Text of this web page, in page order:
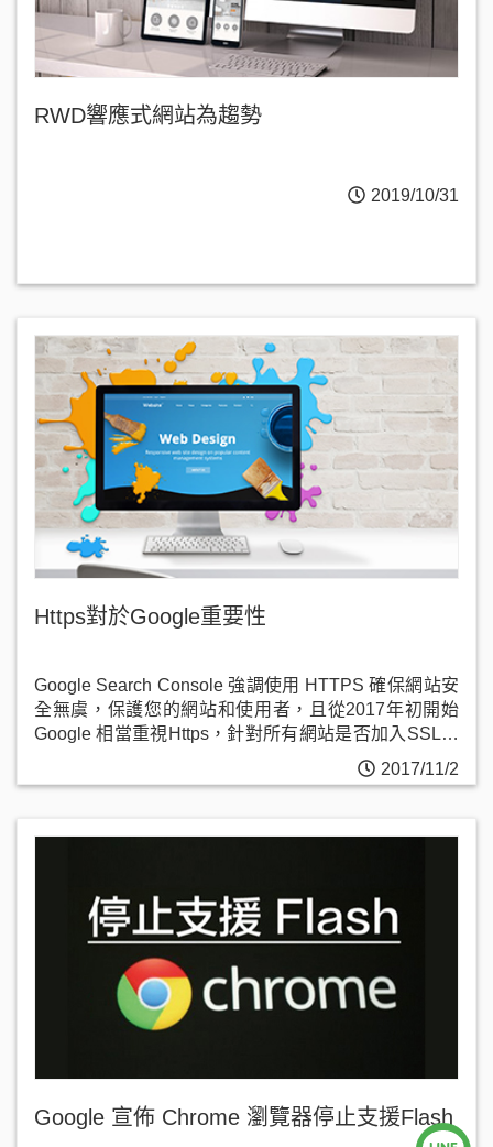
RWD響應式網站為趨勢
2019/10/31
Https對於Google重要性
Google Search Console 強調使用 HTTPS 確保網站安
全無虞，保護您的網站和使用者，且從2017年初開始
Google 相當重視Https，針對所有網站是否加入SSL安
2017/11/2
Google 宣佈 Chrome 瀏覽器停止支援Flash